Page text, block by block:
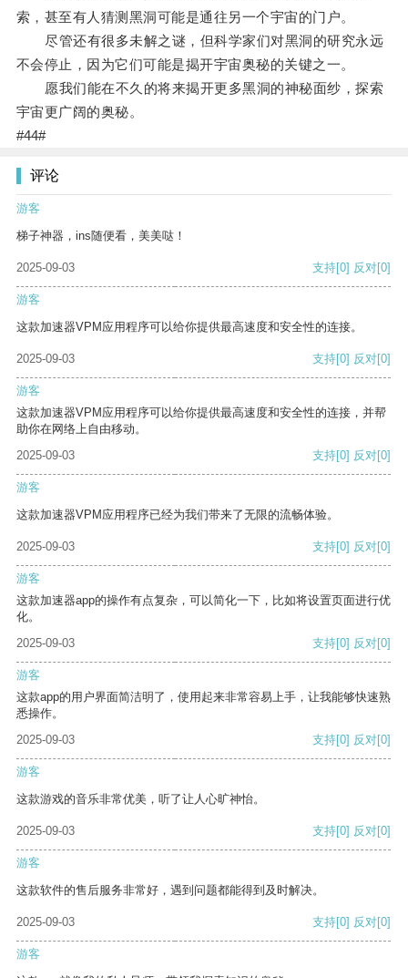
索，甚至有人猜测黑洞可能是通往另一个宇宙的门户。
尽管还有很多未解之谜，但科学家们对黑洞的研究永远
不会停止，因为它们可能是揭开宇宙奥秘的关键之一。
愿我们能在不久的将来揭开更多黑洞的神秘面纱，探索
宇宙更广阔的奥秘。
#44#
评论
游客
梯子神器，ins随便看，美美哒！
2025-09-03 支持[0] 反对[0]
游客
这款加速器VPM应用程序可以给你提供最高速度和安全性的连接。
2025-09-03 支持[0] 反对[0]
游客
这款加速器VPM应用程序可以给你提供最高速度和安全性的连接，并帮
助你在网络上自由移动。
2025-09-03
支持[0] 反对[0]
游客
这款加速器VPM应用程序已经为我们带来了无限的流畅体验。
2025-09-03 支持[0] 反对[0]
游客
这款加速器app的操作有点复杂，可以简化一下，比如将设置页面进行优
化。
2025-09-03
支持[0] 反对[0]
游客
这款app的用户界面简洁明了，使用起来非常容易上手，让我能够快速熟
悉操作。
2025-09-03
支持[0] 反对[0]
游客
这款游戏的音乐非常优美，听了让人心旷神怡。
2025-09-03 支持[0] 反对[0]
游客
这款软件的售后服务非常好，遇到问题都能得到及时解决。
2025-09-03 支持[0] 反对[0]
游客